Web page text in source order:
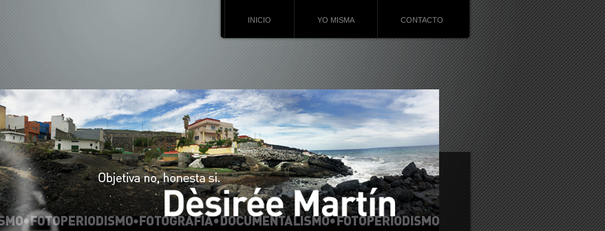
INICIO YO MISMA CONTACTO